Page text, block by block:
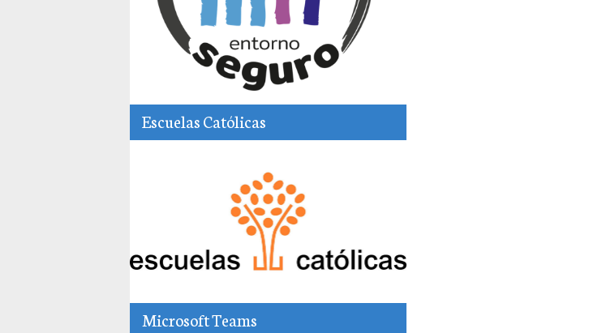
Escuelas Católicas
Microsoft Teams